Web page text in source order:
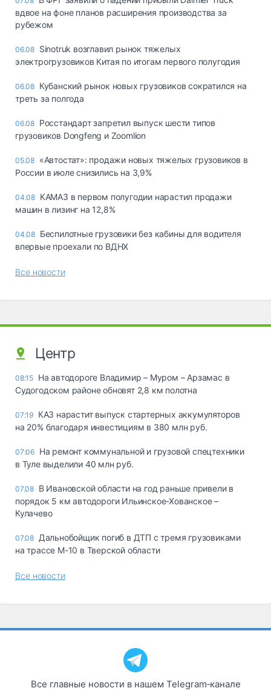
вдвое на фоне планов расширения производства за
рубежом
06.08 Sinotruk возглавил рынок тяжелых
электрогрузовиков Китая по итогам первого полугодия
06.08 Кубанский рынок новых грузовиков сократился на
треть за полгода
06.08 Росстандарт запретил выпуск шести типов
грузовиков Dongfeng и Zoomlion
05.08 «Автостат»: продажи новых тяжелых грузовиков в
России в июле снизились на 3,9%
04.08 КАМАЗ в первом полугодии нарастил продажи
машин в лизинг на 12,8%
04.08 Беспилотные грузовики без кабины для водителя
впервые проехали по ВДНХ
Все новости
Центр
08:15 На автодороге Владимир – Муром – Арзамас в
Судогодском районе обновят 2,8 км полотна
07:19 КАЗ нарастит выпуск стартерных аккумуляторов
на 20% благодаря инвестициям в 380 млн руб.
07:06 На ремонт коммунальной и грузовой спецтехники
в Туле выделили 40 млн руб.
07.08 В Ивановской области на год раньше привели в
порядок 5 км автодороги Ильинское-Хованское –
Кулачево
07.08 Дальнобойщик погиб в ДТП с тремя грузовиками
на трассе М-10 в Тверской области
Все новости
Все главные новости в нашем Telegram‑канале